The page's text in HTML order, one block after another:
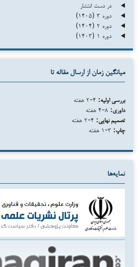
در دست انتشار
دوره ۳ (۱۴۰۵)
دوره ۲ (۱۴۰۴)
دوره ۱ (۱۴۰۳)
میانگین زمان از ارسال مقاله تا
بررسی اولیه:
داوری:
تصمیم نهایی:
چاپ:
نمایه‌ها